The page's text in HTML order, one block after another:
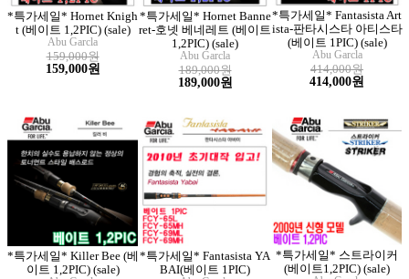
*특가세일* Hornet Knigh
t (베이트 1,2PIC) (sale)
Abu Garcla
159,000원
159,000원
*특가세일* Hornet Banne
ret-호넷 베네레트 (베이트
1,2PIC) (sale)
Abu Garcla
189,000원
189,000원
*특가세일* Fantasista Art
ista-판타시스타 아티스타
(베이트 1PIC) (sale)
Abu Garcla
414,000원
414,000원
*특가세일* Killer Bee (베
이트 1,2PIC) (sale)
*특가세일* Fantasista YA
BAI(베이트 1PIC)
*특가세일* 스트라이커
(베이트1,2PIC) (sale)